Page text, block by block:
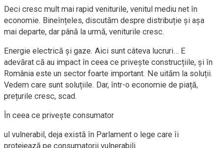
Deci cresc mult mai rapid veniturile, venitul mediu net în
economie. Bineînțeles, discutăm despre distribuție și așa
mai departe, dar până la urmă, veniturile cresc.
Energie electrică și gaze. Aici sunt câteva lucruri… E
adevărat că au impact în ceea ce privește construcțiile, și în
România este un sector foarte important. Ne uităm la soluții.
Vedem care sunt soluțiile. Dar, într-o economie de piață,
prețurile cresc, scad.
În ceea ce privește consumator
ul vulnerabil, deja există în Parlament o lege care îi
protejează pe consumatorii vulnerabili.